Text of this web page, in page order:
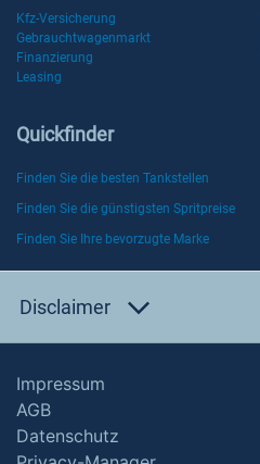
Kfz-Versicherung
Gebrauchtwagenmarkt
Finanzierung
Leasing
Quickfinder
Finden Sie die besten Tankstellen
Finden Sie die günstigsten Spritpreise
Finden Sie Ihre bevorzugte Marke
Disclaimer
Impressum
AGB
Datenschutz